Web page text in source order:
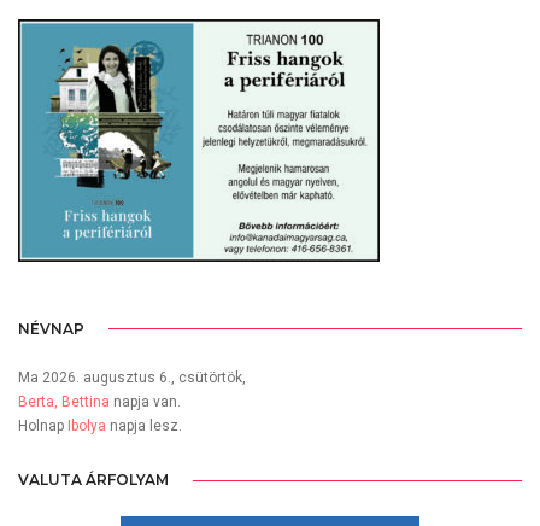
NÉVNAP
Ma 2026. augusztus 6., csütörtök,
Berta, Bettina napja van.
Holnap Ibolya napja lesz.
VALUTA ÁRFOLYAM